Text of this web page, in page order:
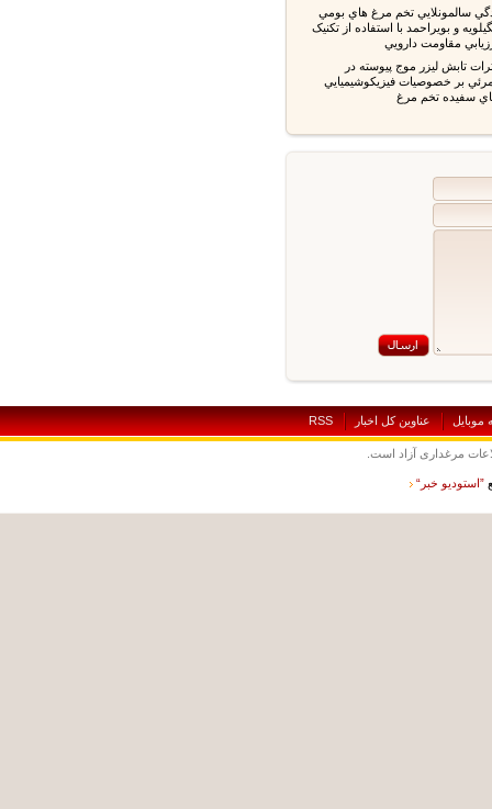
سالمونلايي تخم مرغ هاي بومي
و بويراحمد با استفاده از تکنيک
تابش ليزر موج پيوسته در
بر خصوصيات فيزيکوشيميايي
سفيده تخم مرغ
عناوين کل اخبار RSS
مرغداری آزاد است.
خبر“